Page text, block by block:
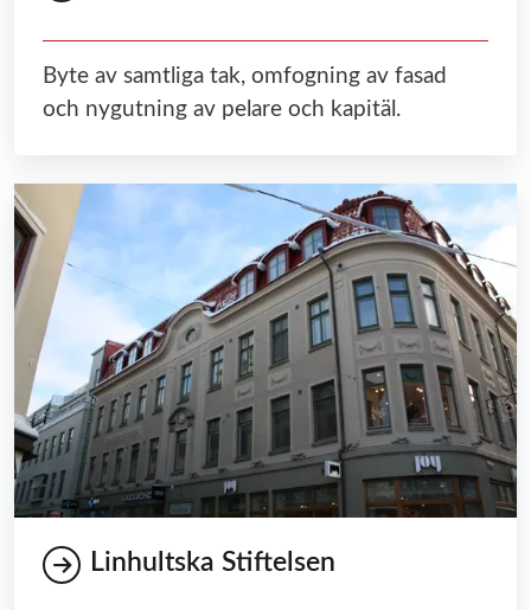
Byte av samtliga tak, omfogning av fasad
och nygutning av pelare och kapitäl.
Linhultska Stiftelsen